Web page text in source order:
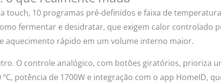
touch, 10 programas pré-definidos e faixa de temperatura
fermentar e desidratar, que exigem calor controlado
aquecimento rápido em um volume interno maior.
O controle analógico, com botões giratórios, prioriza
potência de 1700W e integração com o app HomeID,